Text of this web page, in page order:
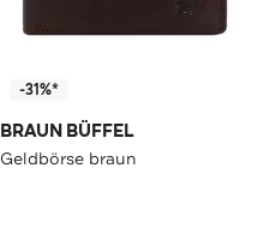
-31%*
BRAUN BÜFFEL
Geldbörse braun